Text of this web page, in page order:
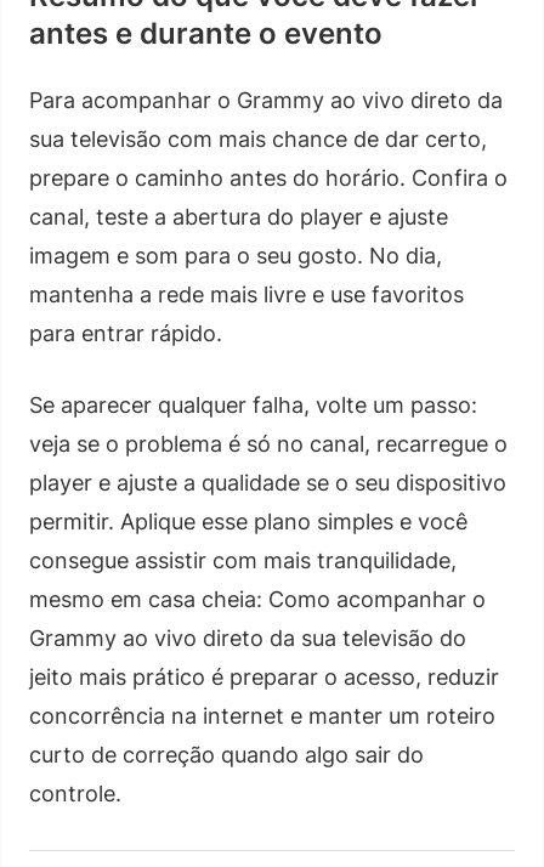
antes e durante o evento
Para acompanhar o Grammy ao vivo direto da
sua televisão com mais chance de dar certo,
prepare o caminho antes do horário. Confira o
canal, teste a abertura do player e ajuste
imagem e som para o seu gosto. No dia,
mantenha a rede mais livre e use favoritos
para entrar rápido.
Se aparecer qualquer falha, volte um passo:
veja se o problema é só no canal, recarregue o
player e ajuste a qualidade se o seu dispositivo
permitir. Aplique esse plano simples e você
consegue assistir com mais tranquilidade,
mesmo em casa cheia: Como acompanhar o
Grammy ao vivo direto da sua televisão do
jeito mais prático é preparar o acesso, reduzir
concorrência na internet e manter um roteiro
curto de correção quando algo sair do
controle.